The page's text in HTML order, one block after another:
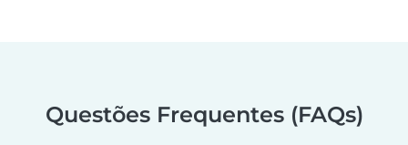
Questões Frequentes (FAQs)